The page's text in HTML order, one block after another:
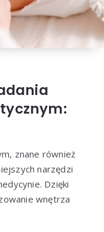
znane również
narzędzi
Dzięki
wnętrza